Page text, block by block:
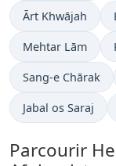
Ārt Khwājah
Mehtar Lām
Sang-e Chārak
Jabal os Saraj
Parcourir